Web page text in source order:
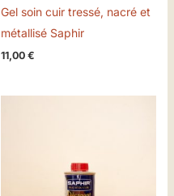
Gel soin cuir tressé, nacré et
métallisé Saphir
11,00 €